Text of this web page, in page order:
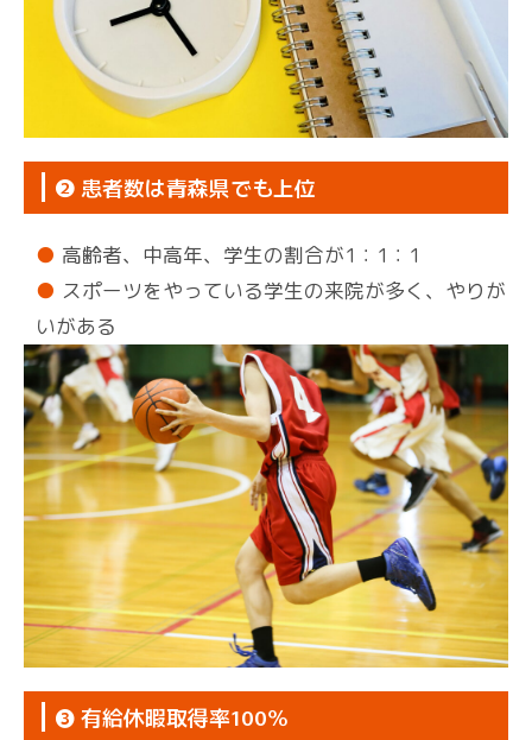
❷ 患者数は青森県でも上位
高齢者、中高年、学生の割合が1：1：1
スポーツをやっている学生の来院が多く、やりが
いがある
❸ 有給休暇取得率100％